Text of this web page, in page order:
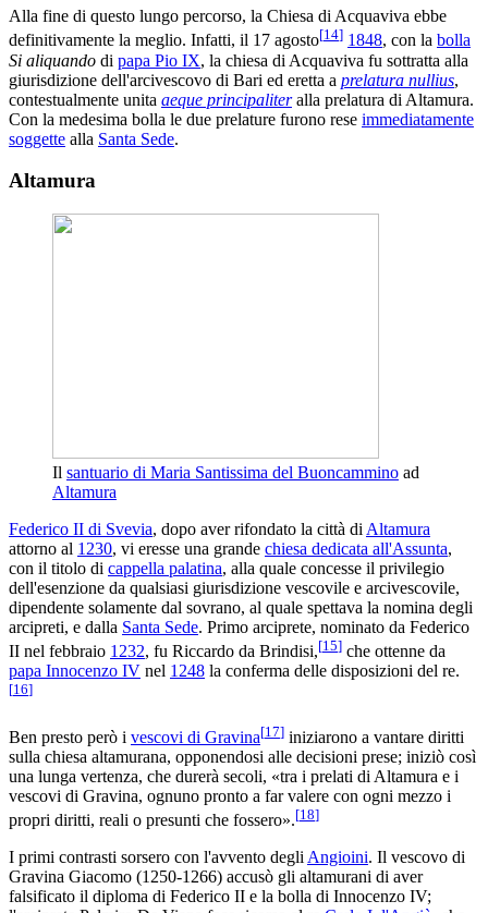
Alla fine di questo lungo percorso, la Chiesa di Acquaviva ebbe
definitivamente la meglio. Infatti, il 17 agosto[14] 1848, con la bolla
Si aliquando di papa Pio IX, la chiesa di Acquaviva fu sottratta alla
giurisdizione dell'arcivescovo di Bari ed eretta a prelatura nullius,
contestualmente unita aeque principaliteralla prelatura di Altamura.
Con la medesima bolla le due prelature furono rese immediatamente
soggette alla Santa Sede.
Altamura
Il santuario di Maria Santissima del Buoncammino ad
Altamura
Federico II di Svevia, dopo aver rifondato la città di Altamura
attorno al 1230, vi eresse una grande chiesa dedicata all'Assunta,
con il titolo di cappella palatina, alla quale concesse il privilegio
dell'esenzione da qualsiasi giurisdizione vescovile e arcivescovile,
dipendente solamente dal sovrano, al quale spettava la nomina degli
arcipreti, e dalla Santa Sede. Primo arciprete, nominato da Federico
II nel febbraio 1232, fu Riccardo da Brindisi,[15] che ottenne da
papa Innocenzo IV nel 1248 la conferma delle disposizioni del re.
[16]
Ben presto però i vescovi di Gravina[17] iniziarono a vantare diritti
sulla chiesa altamurana, opponendosi alle decisioni prese; iniziò così
una lunga vertenza, che durerà secoli, «tra i prelati di Altamura e i
vescovi di Gravina, ognuno pronto a far valere con ogni mezzo i
propri diritti, reali o presunti che fossero».[18]
I primi contrasti sorsero con l'avvento degli Angioini. Il vescovo di
Gravina Giacomo (1250-1266) accusò gli altamurani di aver
falsificato il diploma di Federico II e la bolla di Innocenzo IV;